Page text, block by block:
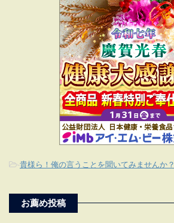
-貴様ら！俺の言うことを聞いてみませんか？
お薦め投稿